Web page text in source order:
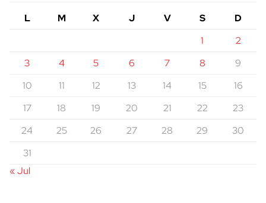
L
M X J V S
D
1
2
3
4 5 6 7 8
9
10
11 12 13 14 15
16
17
18 19 20 21 22
23
24
25 26 27 28 29
30
31
« Jul